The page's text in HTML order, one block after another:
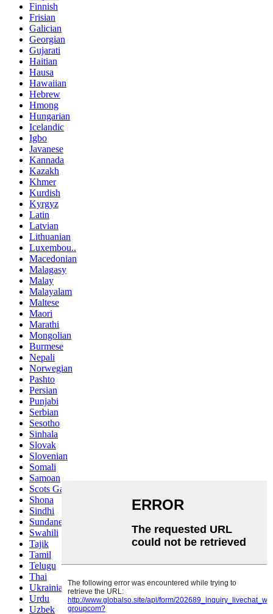
Finnish
Frisian
Galician
Georgian
Gujarati
Haitian
Hausa
Hawaiian
Hebrew
Hmong
Hungarian
Icelandic
Igbo
Javanese
Kannada
Kazakh
Khmer
Kurdish
Kyrgyz
Latin
Latvian
Lithuanian
Luxembou..
Macedonian
Malagasy
Malay
Malayalam
Maltese
Maori
Marathi
Mongolian
Burmese
Nepali
Norwegian
Pashto
Persian
Punjabi
Serbian
Sesotho
Sinhala
Slovak
Slovenian
Somali
Samoan
Scots Gaelic
Shona
Sindhi
Sundanese
Swahili
Tajik
Tamil
Telugu
Thai
Ukrainian
Urdu
Uzbek